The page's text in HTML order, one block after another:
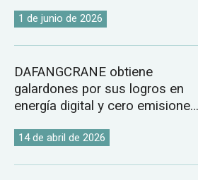
1 de junio de 2026
DAFANGCRANE obtiene
galardones por sus logros en
energía digital y cero emisiones
14 de abril de 2026